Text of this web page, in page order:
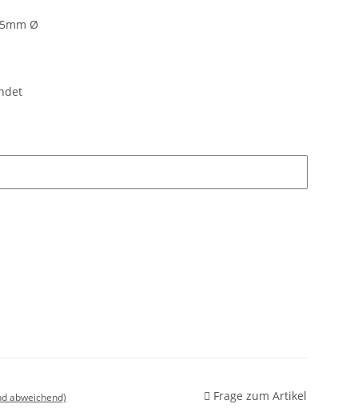
Ø
abweichend) Frage zum Artikel